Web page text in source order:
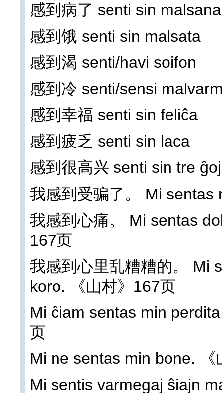
感到病了 senti sin malsana
感到饿 senti sin malsata
感到渴 senti/havi soifon
感到冷 senti/sensi
感到幸福 senti sin feliĉa
感到疲乏 senti sin laca
感到很高兴 senti sin tre
我感到受骗了。 Mi sentas
我感到心痛。 Mi sentas
167页
我感到心里乱糟糟的。 Mi
koro. 《山村》167页
Mi ĉiam sentas min
页
Mi ne sentas min bone. 《
Mi sentis varmegaj ŝiajn